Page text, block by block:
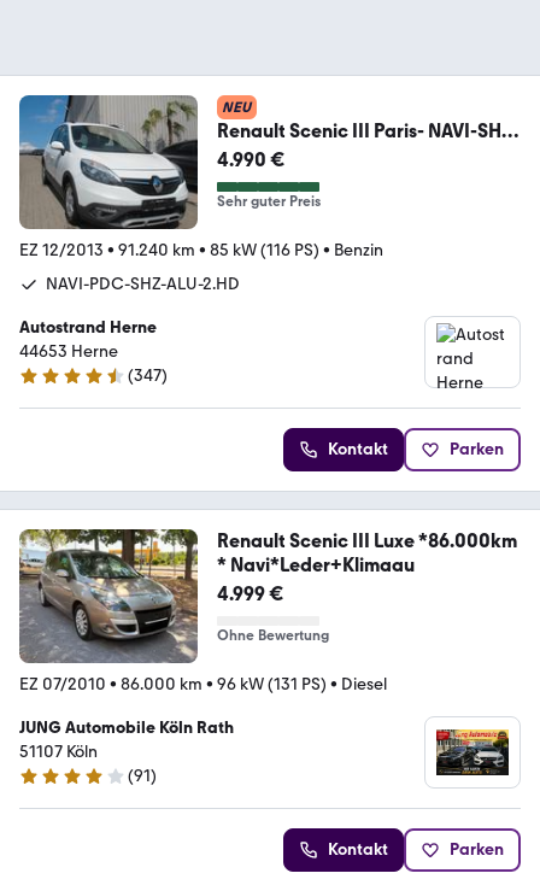
NEU
Renault Scenic III Paris- NAVI-SHZ-
PDC-ALU-TEMPO-2.HAND
4.990 €
Sehr guter Preis
EZ 12/2013 • 91.240 km • 85 kW (116 PS) • Benzin
NAVI-PDC-SHZ-ALU-2.HD
Autostrand Herne
44653 Herne
4.5 Sterne
(347)
Kontakt Parken
Renault Scenic III Luxe *86.000km
* Navi*Leder+Klimaau
4.999 €
Ohne Bewertung
EZ 07/2010 • 86.000 km • 96 kW (131 PS) • Diesel
JUNG Automobile Köln Rath
51107 Köln
4 Sterne
(91)
Kontakt Parken